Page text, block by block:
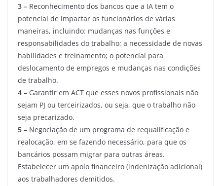
3 – Reconhecimento dos bancos que a IA tem o
potencial de impactar os funcionários de várias
maneiras, incluindo: mudanças nas funções e
responsabilidades do trabalho; a necessidade de novas
habilidades e treinamento; o potencial para
deslocamento de empregos e mudanças nas condições
de trabalho.
4 – Garantir em ACT que esses novos profissionais não
sejam PJ ou terceirizados, ou seja, que o trabalho não
seja precarizado.
5 – Negociação de um programa de requalificação e
realocação, em se fazendo necessário, para que os
bancários possam migrar para outras áreas.
Estabelecer um apoio financeiro (indenização adicional)
aos trabalhadores demitidos.